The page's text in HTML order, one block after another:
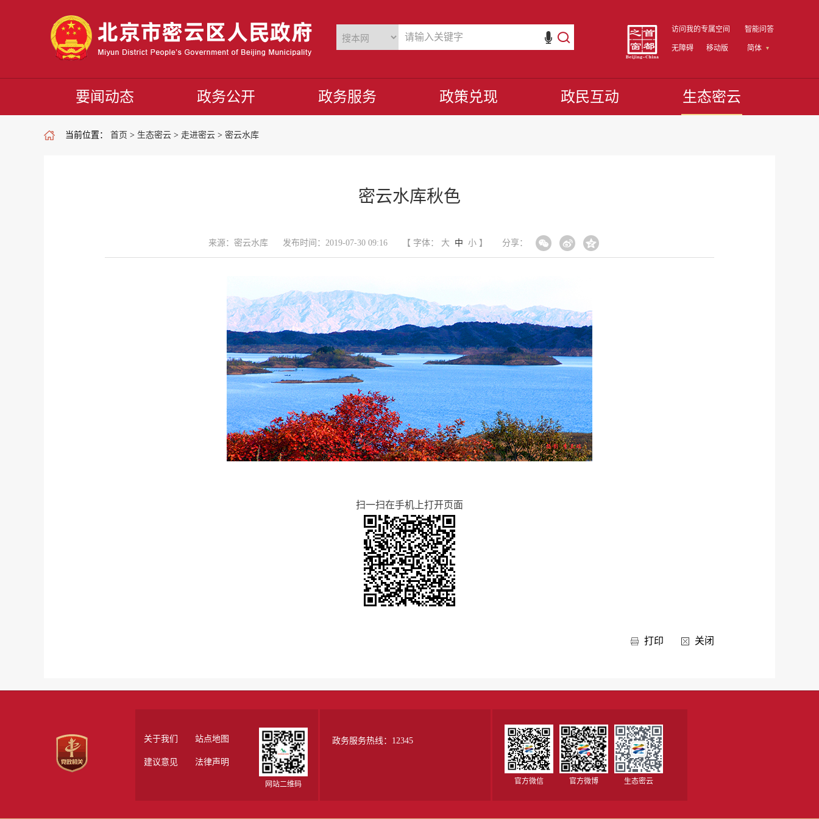
访问我的专属空间 智能问答
无障碍 移动版 简体
要闻动态 政务公开 政务服务 政策兑现 政民互动 生态密云
当前位置： 首页 > 生态密云 > 走进密云 > 密云水库
密云水库秋色
来源：密云水库 发布时间：2019-07-30 09:16 【 字体： 大 中 小】 分享：
扫一扫在手机上打开页面
打印 关闭
关于我们 站点地图
建议意见 法律声明
网站二维码
政务服务热线：12345
官方微信 官方微博 生态密云